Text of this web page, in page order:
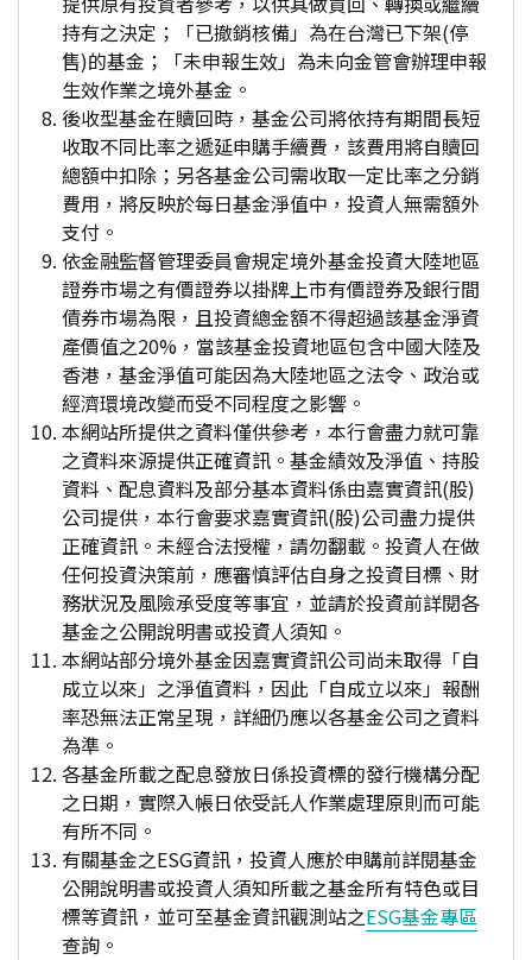
持有之決定；「已撤銷核備」為在台灣已下架(停
售)的基金；「未申報生效」為未向金管會辦理申報
生效作業之境外基金。
後收型基金在贖回時，基金公司將依持有期間長短
收取不同比率之遞延申購手續費，該費用將自贖回
總額中扣除；另各基金公司需收取一定比率之分銷
費用，將反映於每日基金淨值中，投資人無需額外
支付。
依金融監督管理委員會規定境外基金投資大陸地區
證券市場之有價證券以掛牌上市有價證券及銀行間
債券市場為限，且投資總金額不得超過該基金淨資
產價值之20%，當該基金投資地區包含中國大陸及
香港，基金淨值可能因為大陸地區之法令、政治或
經濟環境改變而受不同程度之影響。
本網站所提供之資料僅供參考，本行會盡力就可靠
之資料來源提供正確資訊。基金績效及淨值、持股
資料、配息資料及部分基本資料係由嘉實資訊(股)
公司提供，本行會要求嘉實資訊(股)公司盡力提供
正確資訊。未經合法授權，請勿翻載。投資人在做
任何投資決策前，應審慎評估自身之投資目標、財
務狀況及風險承受度等事宜，並請於投資前詳閱各
基金之公開說明書或投資人須知。
本網站部分境外基金因嘉實資訊公司尚未取得「自
成立以來」之淨值資料，因此「自成立以來」報酬
率恐無法正常呈現，詳細仍應以各基金公司之資料
為準。
各基金所載之配息發放日係投資標的發行機構分配
之日期，實際入帳日依受託人作業處理原則而可能
有所不同。
有關基金之ESG資訊，投資人應於申購前詳閱基金
公開說明書或投資人須知所載之基金所有特色或目
標等資訊，並可至基金資訊觀測站之ESG基金專區
查詢。